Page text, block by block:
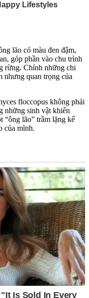
lão có màu đen đậm,
góp phần vào chu trình
rừng. Chính những chi
nhưng quan trọng của
floccopus không phải
những sinh vật khiến
“ông lão” trầm lặng kể
của mình.